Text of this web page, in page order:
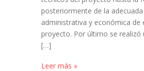
posteriormente de la
administrativa y económica de
proyecto. Por último se realizó
[…]
Leer más »